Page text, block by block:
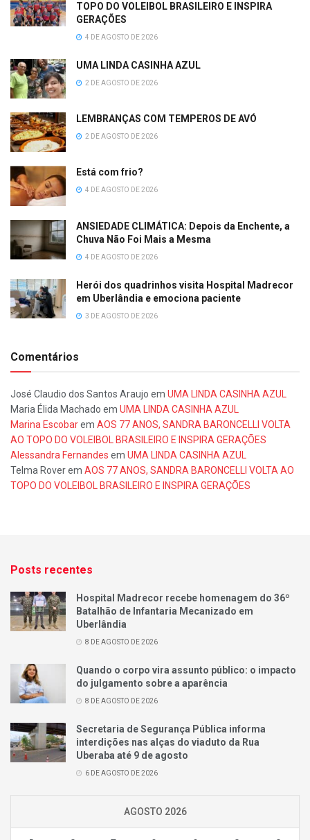
TOPO DO VOLEIBOL BRASILEIRO E INSPIRA
GERAÇÕES
4 DE AGOSTO DE 2026
UMA LINDA CASINHA AZUL
2 DE AGOSTO DE 2026
LEMBRANÇAS COM TEMPEROS DE AVÓ
2 DE AGOSTO DE 2026
Está com frio?
4 DE AGOSTO DE 2026
ANSIEDADE CLIMÁTICA: Depois da Enchente, a
Chuva Não Foi Mais a Mesma
4 DE AGOSTO DE 2026
Herói dos quadrinhos visita Hospital Madrecor
em Uberlândia e emociona paciente
3 DE AGOSTO DE 2026
Comentários
José Claudio dos Santos Araujo em UMA LINDA CASINHA AZUL
Maria Élida Machado em UMA LINDA CASINHA AZUL
Marina Escobarem AOS 77 ANOS, SANDRA BARONCELLI VOLTA
AO TOPO DO VOLEIBOL BRASILEIRO E INSPIRA GERAÇÕES
Alessandra Fernandes em UMA LINDA CASINHA AZUL
Telma Roverem AOS 77 ANOS, SANDRA BARONCELLI VOLTA AO
TOPO DO VOLEIBOL BRASILEIRO E INSPIRA GERAÇÕES
Posts recentes
Hospital Madrecor recebe homenagem do 36º
Batalhão de Infantaria Mecanizado em
Uberlândia
8 DE AGOSTO DE 2026
Quando o corpo vira assunto público: o impacto
do julgamento sobre a aparência
8 DE AGOSTO DE 2026
Secretaria de Segurança Pública informa
interdições nas alças do viaduto da Rua
Uberaba até 9 de agosto
6 DE AGOSTO DE 2026
AGOSTO 2026